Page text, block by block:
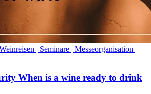
| Seminare | Messeorganisation |
When is a wine ready to drink